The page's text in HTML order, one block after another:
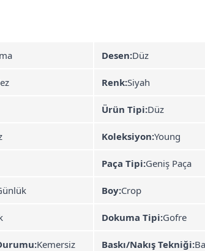
Desen:Düz
Renk:Siyah
Ürün Tipi:Düz
Koleksiyon:Young
Paça Tipi:Geniş Paça
Boy:Crop
Dokuma Tipi:Gofre
Kemersiz Baskı/Nakış Tekniği: